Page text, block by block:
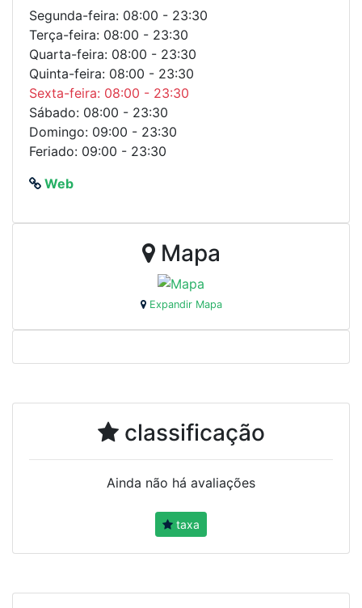
Segunda-feira: 08:00 - 23:30
Terça-feira: 08:00 - 23:30
Quarta-feira: 08:00 - 23:30
Quinta-feira: 08:00 - 23:30
Sexta-feira: 08:00 - 23:30
Sábado: 08:00 - 23:30
Domingo: 09:00 - 23:30
Feriado: 09:00 - 23:30
Web
Mapa
Expandir Mapa
classificação
Ainda não há avaliações
taxa